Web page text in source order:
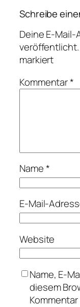
Schreibe
Deine E-
veröffentlicht.
markiert
Kommentar*
Name*
E-Mail-
Website
Name, E-
diesem